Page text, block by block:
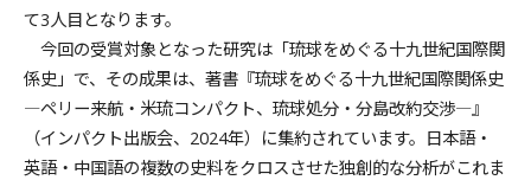
て3人目となります。
今回の受賞対象となった研究は「琉球をめぐる十九世紀国際関
係史」で、その成果は、著書『琉球をめぐる十九世紀国際関係史
―ペリー来航・米琉コンパクト、琉球処分・分島改約交渉―』
（インパクト出版会、2024年）に集約されています。日本語・
英語・中国語の複数の史料をクロスさせた独創的な分析がこれま